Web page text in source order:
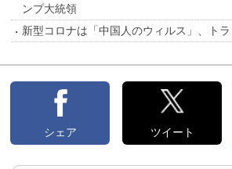
ンプ大統領
新型コロナは「中国人のウィルス」、ト
シェア ツイート